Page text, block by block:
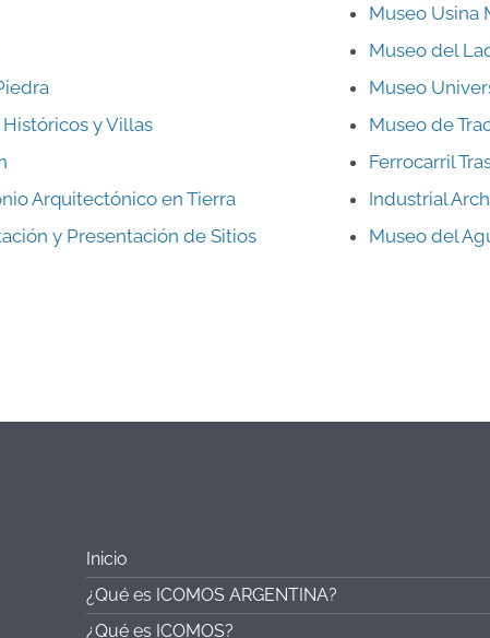
y Villas
Arquitectónico en Tierra
y Presentación de Sitios
Museo Usina
Museo del
Museo
Museo de
Ferrocarril
Industrial
Museo del
Inicio
¿Qué es ICOMOS ARGENTINA?
¿Qué es ICOMOS?